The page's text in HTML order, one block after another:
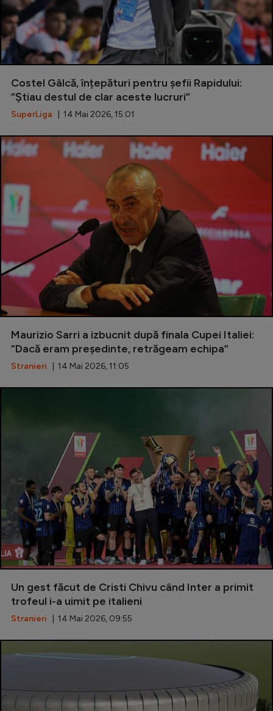
Costel Gâlcă, înțepături pentru șefii Rapidului:
”Știau destul de clar aceste lucruri”
SuperLiga | 14 Mai 2026, 15:01
Maurizio Sarri a izbucnit după finala Cupei Italiei:
”Dacă eram președinte, retrăgeam echipa”
Stranieri | 14 Mai 2026, 11:05
Un gest făcut de Cristi Chivu când Inter a primit
trofeul i-a uimit pe italieni
Stranieri | 14 Mai 2026, 09:55